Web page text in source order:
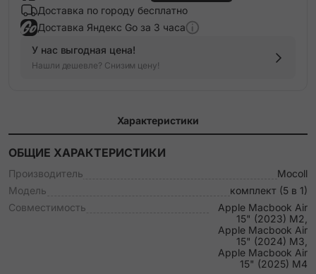
Доставка по городу бесплатно
Доставка Яндекс Go за 3 часа
У нас выгодная цена!
Нашли дешевле? Снизим цену!
Характеристики
ОБЩИЕ ХАРАКТЕРИСТИКИ
Производитель
Mocoll
Модель
комплект (5 в 1)
Совместимость
Apple Macbook Air
15" (2023) M2,
Apple Macbook Air
15" (2024) M3,
Apple Macbook Air
15" (2025) M4